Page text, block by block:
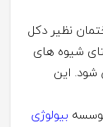
نظیر دکل
شیوه های
شود. این
بیولوژی